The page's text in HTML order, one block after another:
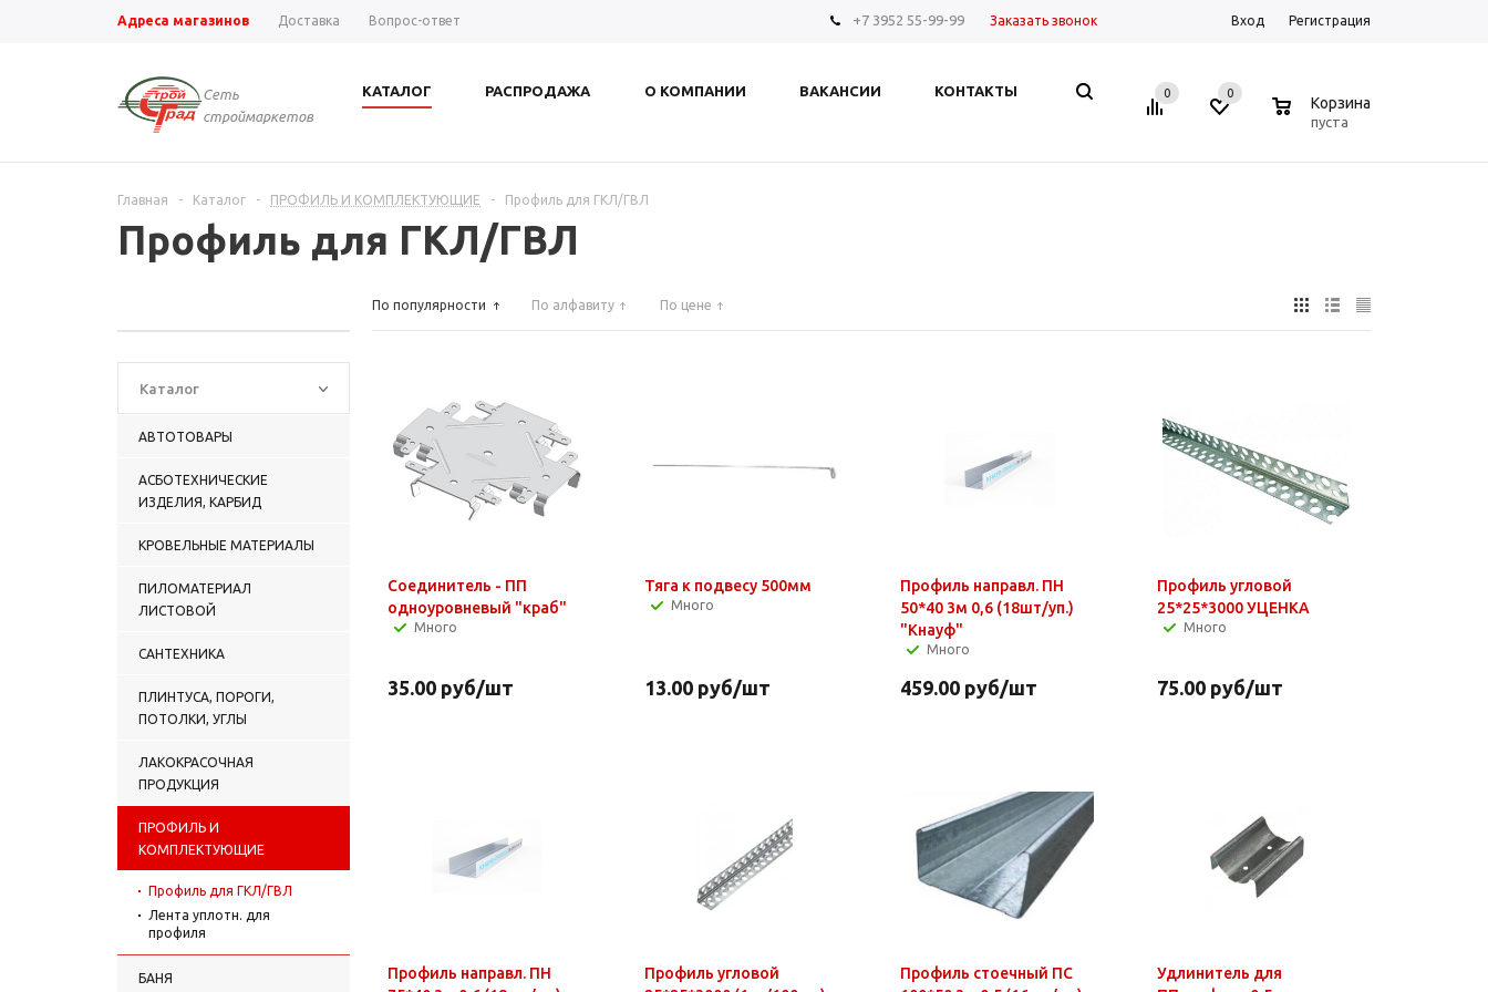
Адреса магазинов Доставка Вопрос-ответ +7 3952 55-99-99 Заказать звонок Вход Регистрация
Сеть
строймаркетов
КАТАЛОГ РАСПРОДАЖА О КОМПАНИИ ВАКАНСИИ КОНТАКТЫ 0 0
Корзина
пуста
Главная - Каталог - ПРОФИЛЬ И КОМПЛЕКТУЮЩИЕ - Профиль для ГКЛ/ГВЛ
Профиль для ГКЛ/ГВЛ
Каталог
АВТОТОВАРЫ
АСБОТЕХНИЧЕСКИЕ
ИЗДЕЛИЯ, КАРБИД
КРОВЕЛЬНЫЕ МАТЕРИАЛЫ
ПИЛОМАТЕРИАЛ
ЛИСТОВОЙ
САНТЕХНИКА
ПЛИНТУСА, ПОРОГИ,
ПОТОЛКИ, УГЛЫ
ЛАКОКРАСОЧНАЯ
ПРОДУКЦИЯ
ПРОФИЛЬ И
КОМПЛЕКТУЮЩИЕ
Профиль для ГКЛ/ГВЛ
Лента уплотн. для
профиля
БАНЯ
По популярности По алфавиту По цене
Соединитель - ПП
одноуровневый "краб"
Много
35.00 руб/шт
Тяга к подвесу 500мм
Много
13.00руб/шт
Профиль направл. ПН
50*40 3м 0,6 (18шт/уп.)
"Кнауф"
Много
459.00 руб/шт
Профиль угловой
25*25*3000 УЦЕНКА
Много
75.00руб/шт
Профиль направл. ПН
Профиль угловой
Профиль стоечный ПС
Удлинитель для